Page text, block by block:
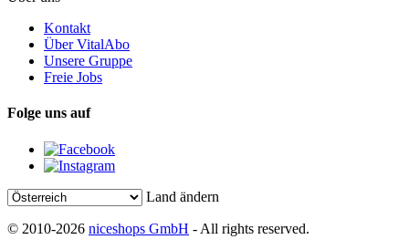
Kontakt
Über VitalAbo
Unsere Gruppe
Freie Jobs
Folge uns auf
Land ändern
© 2010-2026 niceshops GmbH - All rights reserved.